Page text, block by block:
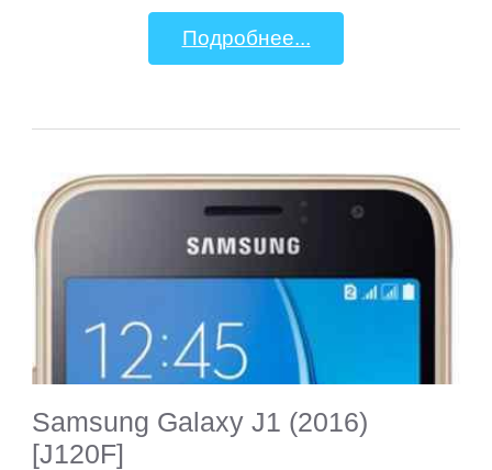
Подробнее...
Samsung Galaxy J1 (2016)
[J120F]